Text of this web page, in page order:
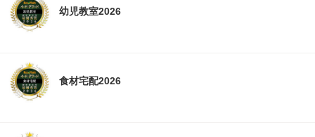
幼児教室2026
食材宅配2026